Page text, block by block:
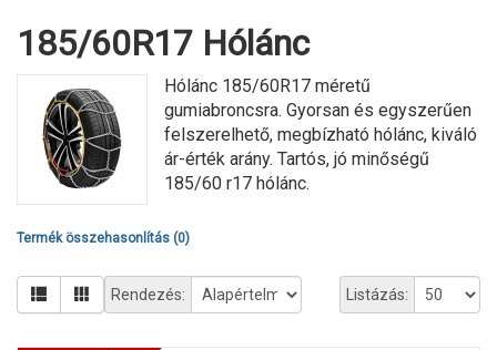
185/60R17 Hólánc
Hólánc 185/60R17 méretű
gumiabroncsra. Gyorsan és egyszerűen
felszerelhető, megbízható hólánc, kiváló
ár-érték arány. Tartós, jó minőségű
185/60 r17 hólánc.
Termék összehasonlítás (0)
Listázás:
Rendezés: